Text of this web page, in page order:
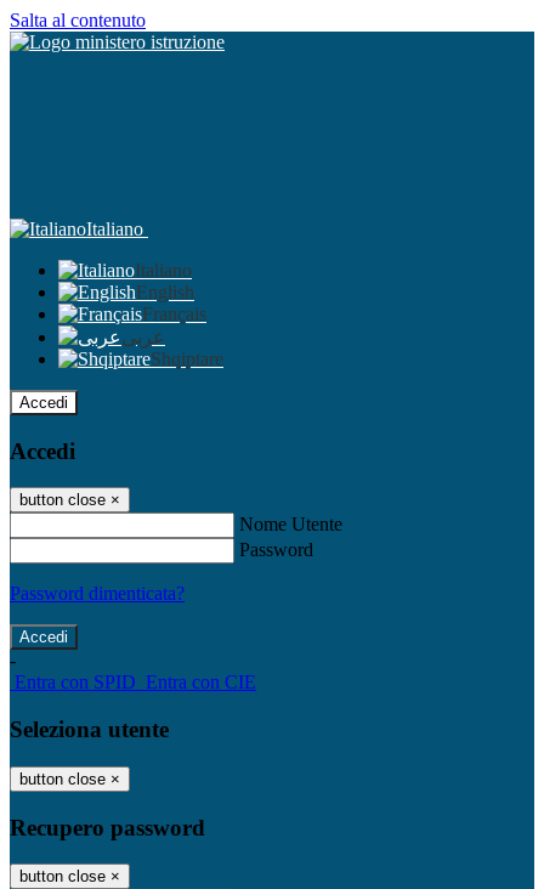
Salta al contenuto
Italiano
Italiano
English
Français
عربى
Shqiptare
Accedi
Accedi
button close ×
Nome Utente
Password
Password dimenticata?
-
Entra con SPID Entra con CIE
Seleziona utente
button close ×
Recupero password
button close ×